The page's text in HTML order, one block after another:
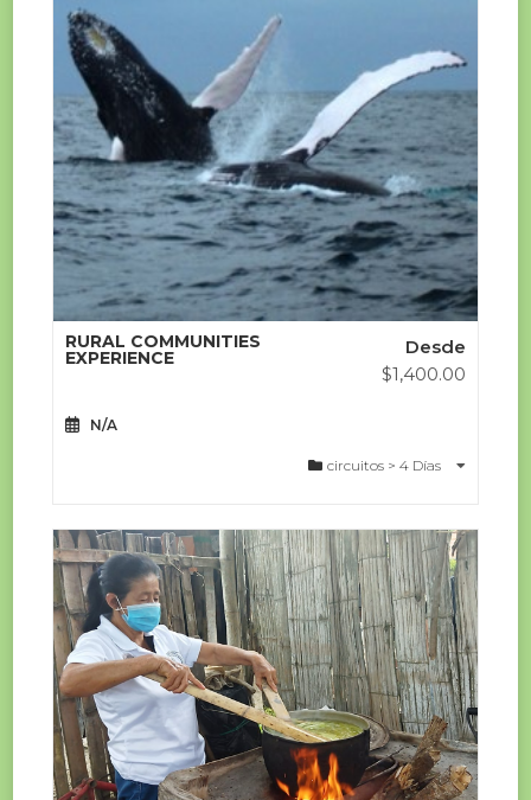
RURAL COMMUNITIES
EXPERIENCE
Desde
$1,400.00
N/A
circuitos > 4 Días